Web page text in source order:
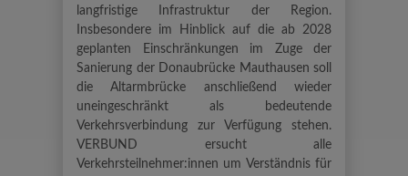
langfristige Infrastruktur der Region.
Insbesondere im Hinblick auf die ab 2028
geplanten Einschränkungen im Zuge der
Sanierung der Donaubrücke Mauthausen soll
die Altarmbrücke anschließend wieder
uneingeschränkt als bedeutende
Verkehrsverbindung zur Verfügung stehen.
VERBUND ersucht alle
Verkehrsteilnehmer:innen um Verständnis für